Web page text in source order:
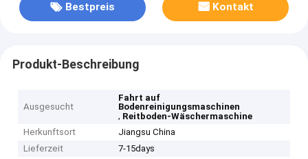
Bestpreis Kontakt
Produkt-Beschreibung
Ausgesucht
Fahrt auf
Bodenreinigungsmaschinen
, Reitboden-Wäschermaschine
Herkunftsort
Jiangsu China
Lieferzeit
7-15days